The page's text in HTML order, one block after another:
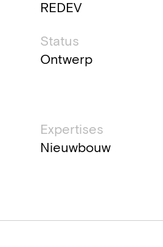
REDEV
Status
Ontwerp
Expertises
Nieuwbouw